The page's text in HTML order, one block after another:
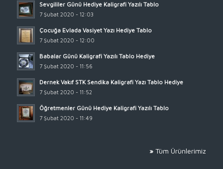
Sevgililer Günü Hediye Kaligrafi Yazılı Tablo
7 Şubat 2020 - 12:03
Çocuğa Evlada Vasiyet Yazı Hediye Tablo
7 Şubat 2020 - 12:00
Babalar Günü Kaligrafi Yazılı Tablo Hediye
7 Şubat 2020 - 11:56
Dernek Vakıf STK Sendika Kaligrafi Yazı Tablo Hediye
7 Şubat 2020 - 11:52
Öğretmenler Günü Hediye Kaligrafi Yazılı Tablo
7 Şubat 2020 - 11:49
» Tüm Ürünlerimiz